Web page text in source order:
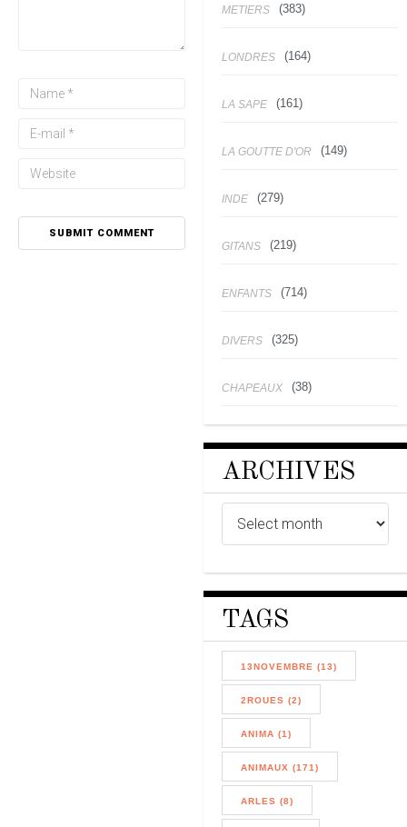
METIERS (383)
LONDRES (164)
LA SAPE (161)
LA GOUTTE D'OR (149)
INDE (279)
GITANS (219)
ENFANTS (714)
DIVERS (325)
CHAPEAUX (38)
ARCHIVES
TAGS
13NOVEMBRE (13)
2ROUES (2)
ANIMA (1)
ANIMAUX (171)
ARLES (8)